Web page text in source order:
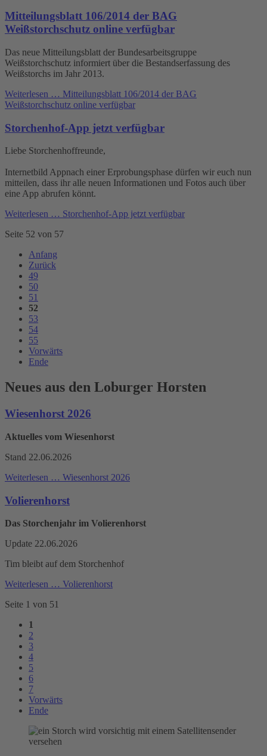
Mitteilungsblatt 106/2014 der BAG
Weißstorchschutz online verfügbar
Das neue Mitteilungsblatt der Bundesarbeitsgruppe
Weißstorchschutz informiert über die Bestandserfassung des
Weißstorchs im Jahr 2013.
Weiterlesen … Mitteilungsblatt 106/2014 der BAG
Weißstorchschutz online verfügbar
Storchenhof-App jetzt verfügbar
Liebe Storchenhoffreunde,
Internetbild Appnach einer Erprobungsphase dürfen wir euch nun
mitteilen, dass ihr alle neuen Informationen und Fotos auch über
eine App abrufen könnt.
Weiterlesen … Storchenhof-App jetzt verfügbar
Seite 52 von 57
Anfang
Zurück
49
50
51
52
53
54
55
Vorwärts
Ende
Neues aus den Loburger Horsten
Wiesenhorst 2026
Aktuelles vom Wiesenhorst
Stand 22.06.2026
Weiterlesen … Wiesenhorst 2026
Volierenhorst
Das Storchenjahr im Volierenhorst
Update 22.06.2026
Tim bleibt auf dem Storchenhof
Weiterlesen … Volierenhorst
Seite 1 von 51
1
2
3
4
5
6
7
Vorwärts
Ende